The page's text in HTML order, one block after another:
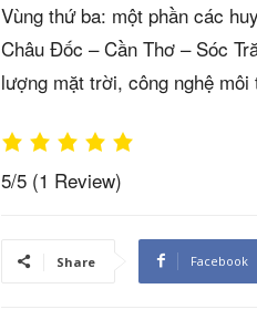
Vùng thứ ba: một phần các
Châu Đốc – Cần Thơ – Sóc
lượng mặt trời, công nghệ
5/5 (1 Review)
Share Facebook